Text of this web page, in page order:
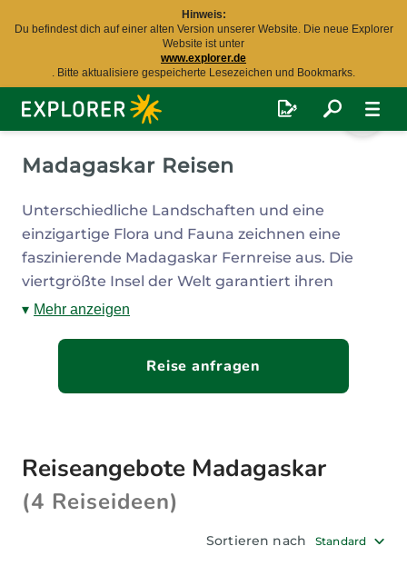
Hinweis:
Du befindest dich auf einer alten Version unserer Website. Die neue Explorer
Website ist unter
www.explorer.de
. Bitte aktualisiere gespeicherte Lesezeichen und Bookmarks.
Explorer
Fernreisen
Madagaskar Reisen
Unterschiedliche Landschaften und eine
einzigartige Flora und Fauna zeichnen eine
faszinierende Madagaskar Fernreise aus. Die
viertgrößte Insel der Welt garantiert ihren
Besuchern unvergessliche Erlebnisse - lassen Sie
Lemuren und traumhafte Sandstrände während
im Osten Mangrovenwälder und im Süden weite
Massentourismus ist ein aufregendes und
spannendes Urlaubserlebnis für Abenteurer,
Naturliebhaber, Aktiv- oder Strandurlauber!
Unsere Madagaskar Reisen umfassen geführte
Mehr anzeigen
Reise anfragen
Reiseangebote Madagaskar
(4 Reiseideen)
Sortieren nach Standard